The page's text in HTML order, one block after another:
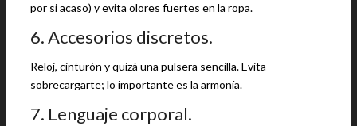
por si acaso) y evita olores fuertes en la ropa.
6. Accesorios discretos.
Reloj, cinturón y quizá una pulsera sencilla. Evita
sobrecargarte; lo importante es la armonía.
7. Lenguaje corporal.